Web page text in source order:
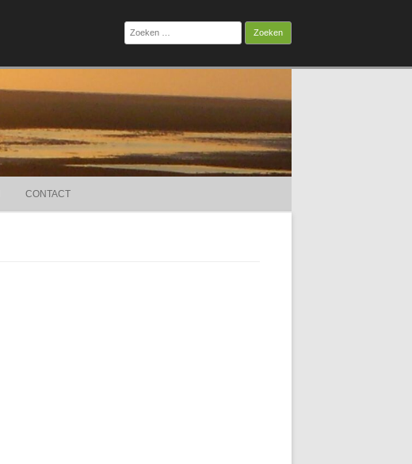
Zoeken
naar:
CONTACT